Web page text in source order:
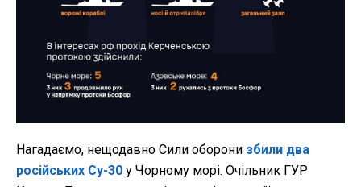
Нагадаємо, нещодавно Сили оборони збили два
російських Су-30 у Чорному морі. Очільник ГУР